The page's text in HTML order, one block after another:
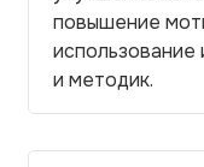
повышение
использование
и методик.